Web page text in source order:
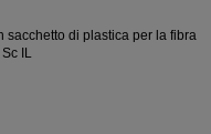
sacchetto di plastica per la fibra
IL